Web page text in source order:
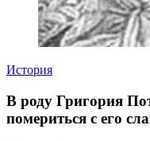
История
В роду Григория
помериться с его